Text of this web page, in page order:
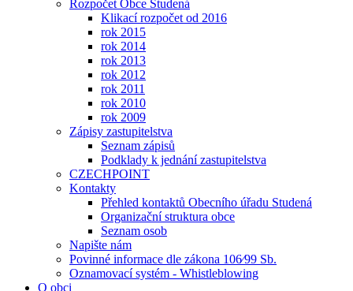
Rozpočet Obce Studená
Klikací rozpočet od 2016
rok 2015
rok 2014
rok 2013
rok 2012
rok 2011
rok 2010
rok 2009
Zápisy zastupitelstva
Seznam zápisů
Podklady k jednání zastupitelstva
CZECHPOINT
Kontakty
Přehled kontaktů Obecního úřadu Studená
Organizační struktura obce
Seznam osob
Napište nám
Povinné informace dle zákona 106⁄99 Sb.
Oznamovací systém - Whistleblowing
O obci